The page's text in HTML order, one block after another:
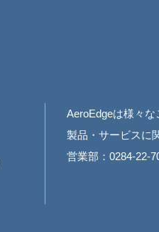
AeroEdgeは様々な
製品・サービスに
営業部：0284-22-